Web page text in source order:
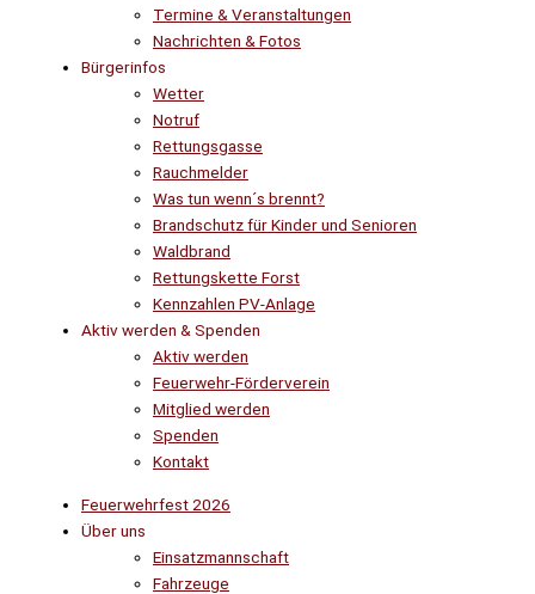
Termine & Veranstaltungen
Nachrichten & Fotos
Bürgerinfos
Wetter
Notruf
Rettungsgasse
Rauchmelder
Was tun wenn´s brennt?
Brandschutz für Kinder und Senioren
Waldbrand
Rettungskette Forst
Kennzahlen PV-Anlage
Aktiv werden & Spenden
Aktiv werden
Feuerwehr-Förderverein
Mitglied werden
Spenden
Kontakt
Feuerwehrfest 2026
Über uns
Einsatzmannschaft
Fahrzeuge